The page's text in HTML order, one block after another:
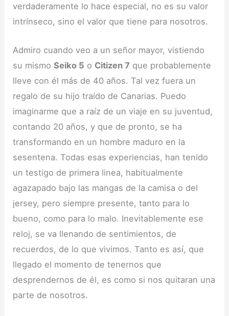
verdaderamente lo hace especial, no es su valor
intrínseco, sino el valor que tiene para nosotros.
Admiro cuando veo a un señor mayor, vistiendo
su mismoSeiko 5 o Citizen 7 que probablemente
lleve con él más de 40 años. Tal vez fuera un
regalo de su hijo traído de Canarias. Puedo
imaginarme que a raíz de un viaje en su juventud,
contando 20 años, y que de pronto, se ha
transformando en un hombre maduro en la
sesentena. Todas esas experiencias, han tenido
un testigo de primera linea, habitualmente
agazapado bajo las mangas de la camisa o del
jersey, pero siempre presente, tanto para lo
bueno, como para lo malo. Inevitablemente ese
reloj, se va llenando de sentimientos, de
recuerdos, de lo que vivimos. Tanto es así, que
llegado el momento de tenernos que
desprendernos de él, es como si nos quitaran una
parte de nosotros.